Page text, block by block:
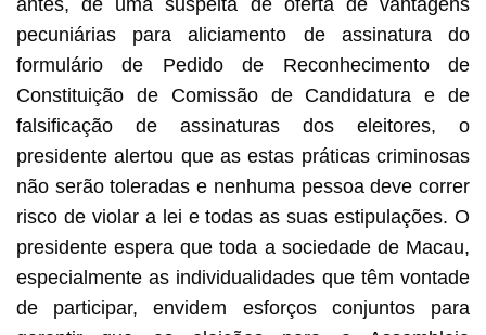
pecuniárias para aliciamento de assinatura do
formulário de Pedido de Reconhecimento de
Constituição de Comissão de Candidatura e de
falsificação de assinaturas dos eleitores, o
presidente alertou que as estas práticas criminosas
não serão toleradas e nenhuma pessoa deve correr
risco de violar a lei e todas as suas estipulações. O
presidente espera que toda a sociedade de Macau,
especialmente as individualidades que têm vontade
de participar, envidem esforços conjuntos para